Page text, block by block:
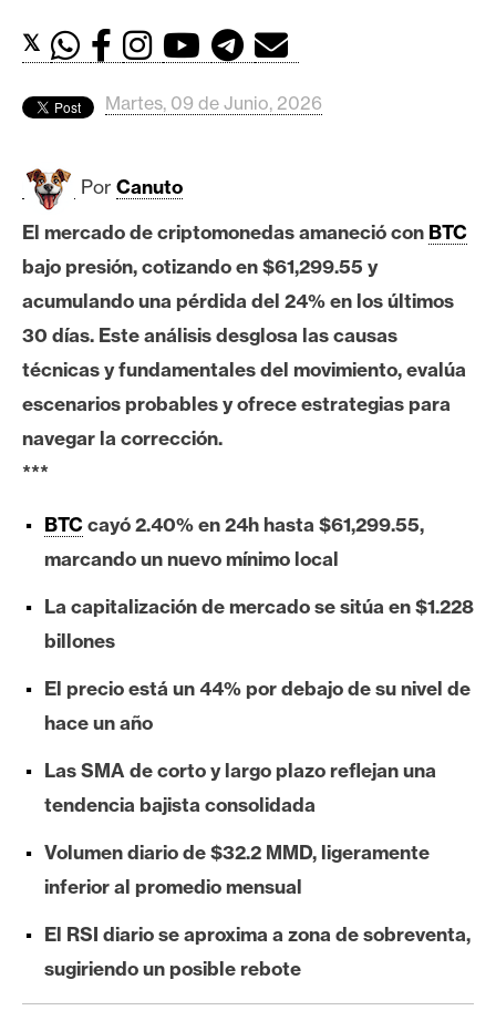
d
s
B
t
c
o
i
E
e
r
e
u
I
A
A
á
l
i
s
i
s
𝕏
Martes, 09 de Junio, 2026
Por Canuto
El mercado de criptomonedas amaneció con BTC
bajo presión, cotizando en $61,299.55 y
acumulando una pérdida del 24% en los últimos
30 días. Este análisis desglosa las causas
técnicas y fundamentales del movimiento, evalúa
escenarios probables y ofrece estrategias para
navegar la corrección.
***
BTCcayó 2.40% en 24h hasta $61,299.55,
marcando un nuevo mínimo local
La capitalización de mercado se sitúa en $1.228
billones
El precio está un 44% por debajo de su nivel de
hace un año
Las SMA de corto y largo plazo reflejan una
tendencia bajista consolidada
Volumen diario de $32.2 MMD, ligeramente
inferior al promedio mensual
El RSI diario se aproxima a zona de sobreventa,
sugiriendo un posible rebote